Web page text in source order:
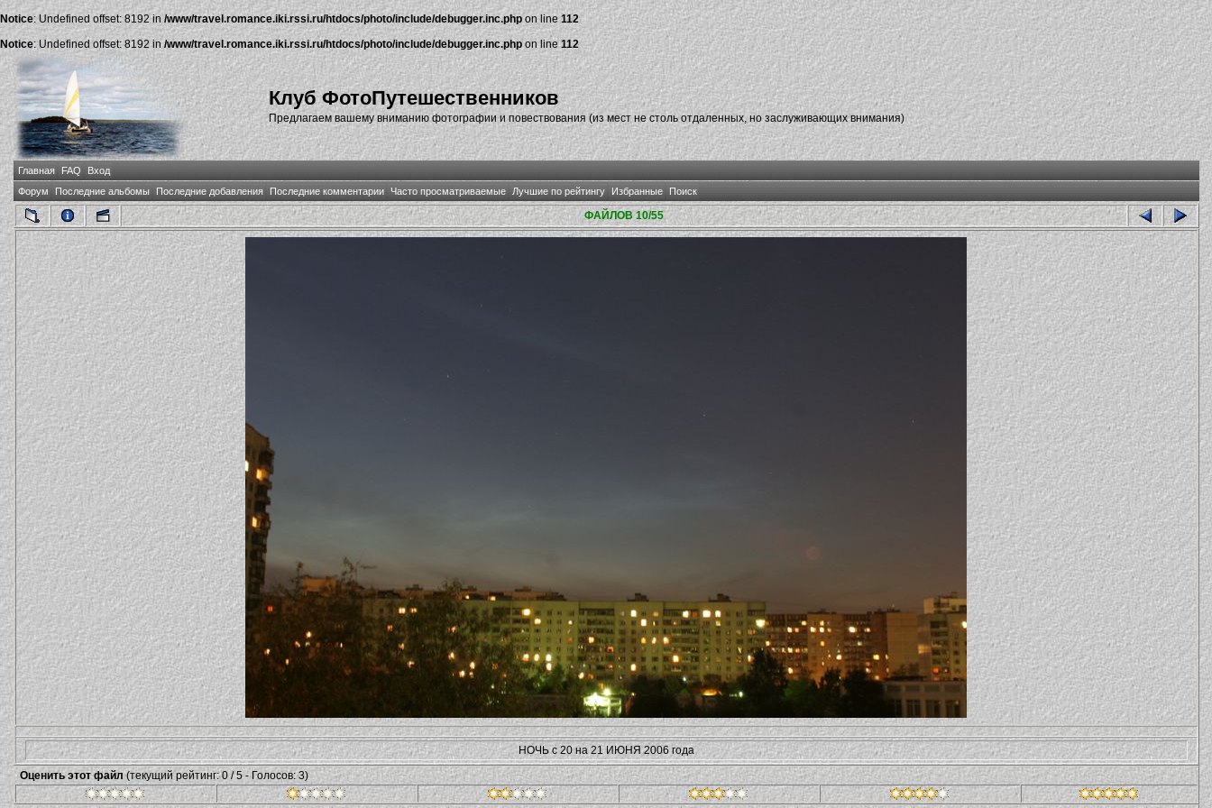
Notice: Undefined offset: 8192 in /www/travel.romance.iki.rssi.ru/htdocs/photo/include/debugger.inc.phpon line112
Notice: Undefined offset: 8192 in/www/travel.romance.iki.rssi.ru/htdocs/photo/include/debugger.inc.phpon line112
Клуб ФотоПутешественников
Предлагаем вашему вниманию фотографии и повествования (из мест не столь отдаленных, но заслуживающих внимания)
Главная FAQ
Вход
Форум
Последние альбомы Последние добавления Последние комментарии Часто просматриваемые Лучшие по рейтингу Избранные Поиск
ФАЙЛОВ 10/55
НОЧЬ с 20 на 21 ИЮНЯ 2006 года
Оценить этот файл(текущий рейтинг: 0 / 5 - Голосов: 3)